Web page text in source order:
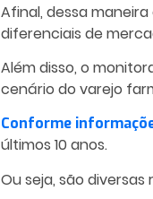
Afinal, dessa
diferenciais de
Além disso, o
cenário do varejo
Conforme
últimos 10 anos.
Ou seja, são